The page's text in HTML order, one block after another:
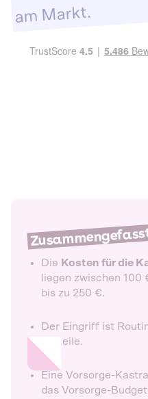
am Markt.
Die Kosten für die
liegen zwischen
bis zu 250 €.
Der Eingriff ist
Vorteile.
Eine Vorsorge-
das Vorsorge-